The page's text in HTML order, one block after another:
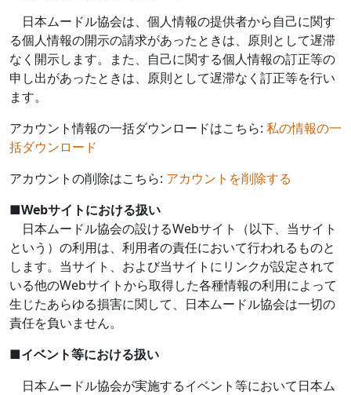
日本ムードル協会は、個人情報の提供者から自己に関す
る個人情報の開示の請求があったときは、原則として遅滞
なく開示します。また、自己に関する個人情報の訂正等の
申し出があったときは、原則として遅滞なく訂正等を行い
ます。
アカウント情報の一括ダウンロードはこちら: 私の情報の一
括ダウンロード
アカウントの削除はこちら: アカウントを削除する
■Webサイトにおける扱い
日本ムードル協会の設けるWebサイト（以下、当サイト
という）の利用は、利用者の責任において行われるものと
します。当サイト、および当サイトにリンクが設定されて
いる他のWebサイトから取得した各種情報の利用によって
生じたあらゆる損害に関して、日本ムードル協会は一切の
責任を負いません。
■イベント等における扱い
日本ムードル協会が実施するイベント等において日本ム